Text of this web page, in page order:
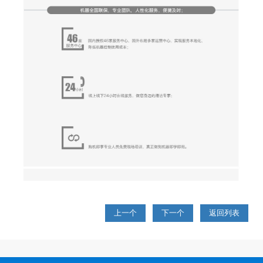
上一个 下一个 返回列表